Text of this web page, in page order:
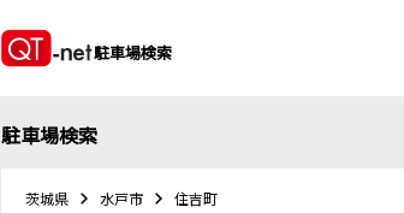
駐車場検索
駐車場検索
茨城県 水戸市 住吉町